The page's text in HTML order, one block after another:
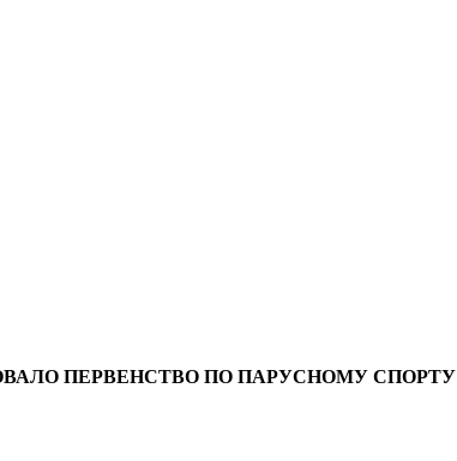
ПЕРВЕНСТВО ПО ПАРУСНОМУ СПОРТУ